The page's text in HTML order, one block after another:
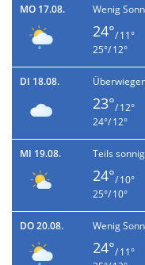
MO 17.08. Wenig
24°/ 11°
25°/ 12°
DI 18.08.
23°/ 12°
24°/ 12°
MI 19.08. Teils sonnig
24°/ 10°
25°/ 10°
DO 20.08. Wenig
24°/ 11°